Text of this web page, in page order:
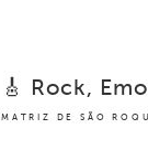
MATRIZ DE SÃO
🎸 Rock,